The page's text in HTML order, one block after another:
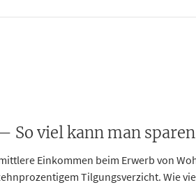
So viel kann man sparen
Einkommen beim Erwerb von
Tilgungsverzicht. Wie